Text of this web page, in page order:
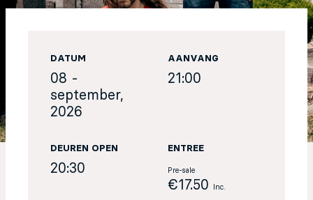
DATUM
08 -
september,
2026
AANVANG
21:00
DEUREN OPEN
20:30
ENTREE
Pre-sale
€17.50 Inc.